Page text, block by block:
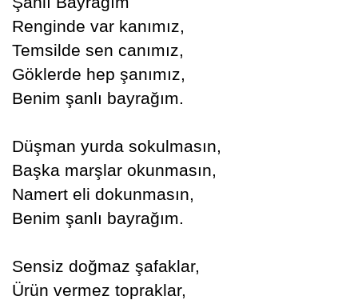
Renginde var kanımız,
Temsilde sen canımız,
Göklerde hep şanımız,
Benim şanlı bayrağım.
Düşman yurda sokulmasın,
Başka marşlar okunmasın,
Namert eli dokunmasın,
Benim şanlı bayrağım.
Sensiz doğmaz şafaklar,
Ürün vermez topraklar,